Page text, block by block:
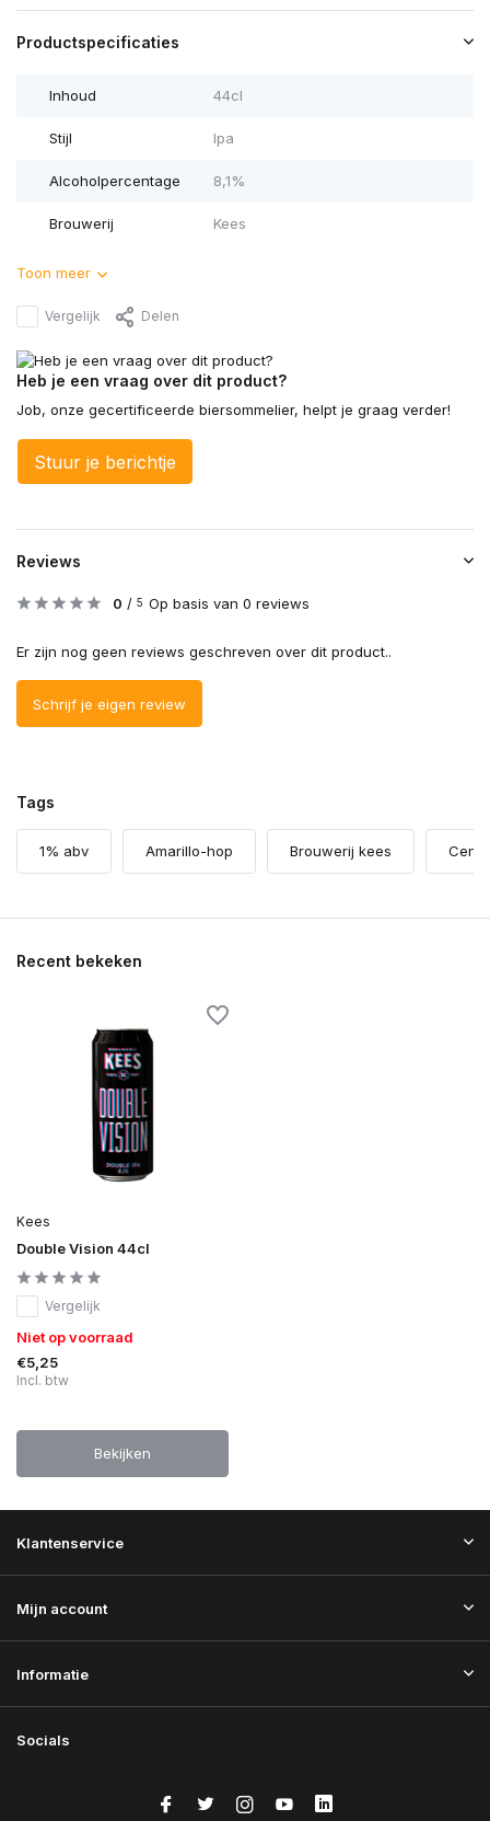
Productspecificaties
Inhoud 44cl
Stijl Ipa
Alcoholpercentage 8,1%
Brouwerij Kees
Toon meer
Vergelijk Delen
Heb je een vraag over dit product?
Job, onze gecertificeerde biersommelier, helpt je graag verder!
Stuur je berichtje
Reviews
0 / 5 Op basis van 0 reviews
Er zijn nog geen reviews geschreven over dit product..
Schrijf je eigen review
Tags
1% abv Amarillo-hop Brouwerij kees
Recent bekeken
Kees
Double Vision 44cl
Vergelijk
Niet op voorraad
€5,25
Incl. btw
Bekijken
Klantenservice
Mijn account
Informatie
Socials